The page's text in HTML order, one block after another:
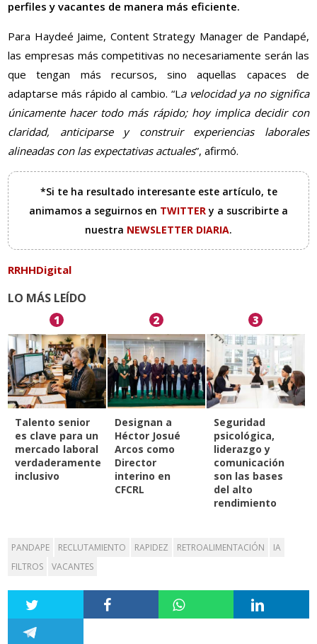
perfiles y vacantes de manera más eficiente.
Para Haydeé Jaime, Content Strategy Manager de Pandapé,
las empresas más competitivas no necesariamente serán las
que tengan más recursos, sino aquellas capaces de
adaptarse más rápido al cambio. “La velocidad ya no significa
únicamente hacer todo más rápido; hoy implica decidir con
claridad, anticiparse y construir experiencias laborales
alineadas con las expectativas actuales”, afirmó.
*Si te ha resultado interesante este artículo, te
animamos a seguirnos en TWITTERy a suscribirte a
nuestra NEWSLETTER DIARIA.
RRHHDigital
LO MÁS LEÍDO
1
Talento senior
es clave para un
mercado laboral
verdaderamente
inclusivo
2
Designan a
Héctor Josué
Arcos como
Director
interino en
CFCRL
3
Seguridad
psicológica,
liderazgo y
comunicación
son las bases
del alto
rendimiento
PANDAPE RECLUTAMIENTO RAPIDEZ RETROALIMENTACIÓN
IA
FILTROS
VACANTES